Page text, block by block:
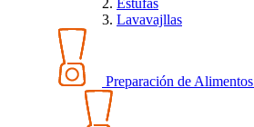
Estufas
Lavavajllas
Preparación de Alimentos